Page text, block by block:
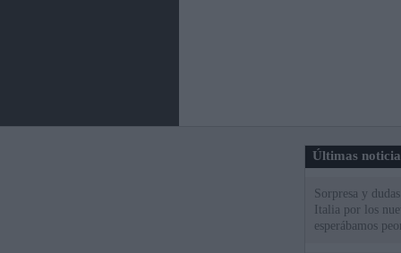
Últimas
Sorpresa y
Italia por los
esperábamos